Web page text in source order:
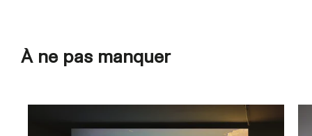
À ne pas manquer